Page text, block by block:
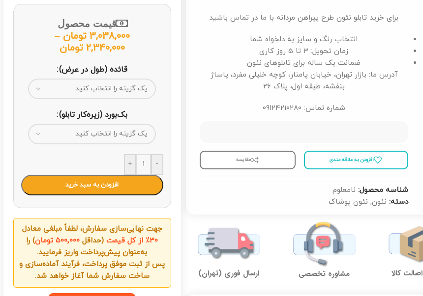
برای خرید تابلو نئون طرح پیراهن مردانه با ما در تماس باشید
انتخاب رنگ و سایز به دلخواه شما
زمان تحویل: 3 تا 5 روز کاری
ضمانت یک ساله برای تابلوهای نئون
آدرس ما: بازار تهران، خیابان پامنار، کوچه خلیلی مفرد، پاساژ
بنفشه، طبقه اول، پلاک 26
شماره تماس: 09124210280
افزودن به علاقه مندی مقايسه
شناسه محصول: نامعلوم
دسته: نئون, نئون پوشاک
کالا مشاوره تخصصی ارسال فوری (تهران)
قیمت محصول
3,038,000 تومان –
2,340,000 تومان
قائده (طول در عرض)
بک‌بورد (زیره‌کار تابلو)
-
+
افزودن به سبد خرید
جهت نهایی‌سازی سفارش، لطفاً مبلغی معادل
۳۰٪ از کل قیمت
(حداقل ۵۰۰٬۰۰۰ تومان
) را
به‌عنوان پیش‌پرداخت واریز فرمایید.
پس از ثبت موفق پرداخت، فرآیند آماده‌سازی و
ساخت سفارش شما آغاز خواهد شد.